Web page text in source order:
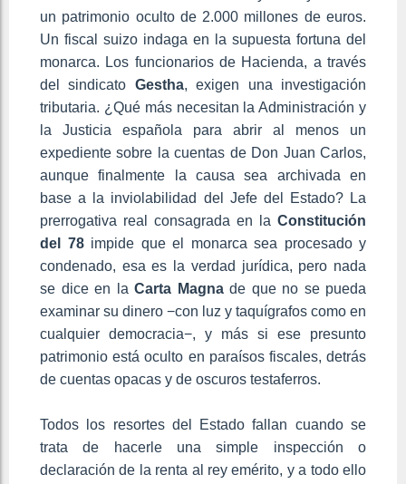
un patrimonio oculto de 2.000 millones de euros.
Un fiscal suizo indaga en la supuesta fortuna del
monarca. Los funcionarios de Hacienda, a través
del sindicato Gestha, exigen una investigación
tributaria. ¿Qué más necesitan la Administración y
la Justicia española para abrir al menos un
expediente sobre la cuentas de Don Juan Carlos,
aunque finalmente la causa sea archivada en
base a la inviolabilidad del Jefe del Estado? La
prerrogativa real consagrada en la Constitución
del 78impide que el monarca sea procesado y
condenado, esa es la verdad jurídica, pero nada
se dice en la Carta Magnade que no se pueda
examinar su dinero −con luz y taquígrafos como en
cualquier democracia−, y más si ese presunto
patrimonio está oculto en paraísos fiscales, detrás
de cuentas opacas y de oscuros testaferros.
Todos los resortes del Estado fallan cuando se
trata de hacerle una simple inspección o
declaración de la renta al rey emérito, y a todo ello